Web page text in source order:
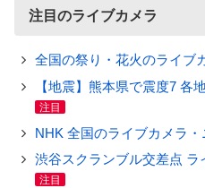
注目のライブカメラ
全国の祭り・花火のライブ
【地震】熊本県で震度7 各
注目
NHK 全国のライブカメラ
渋谷スクランブル交差点
注目